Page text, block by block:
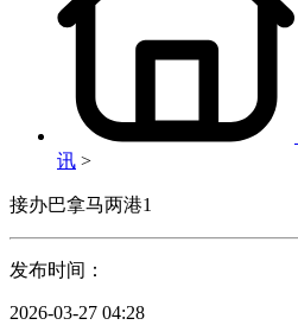
讯 >
接办巴拿马两港1
发布时间：
2026-03-27 04:28